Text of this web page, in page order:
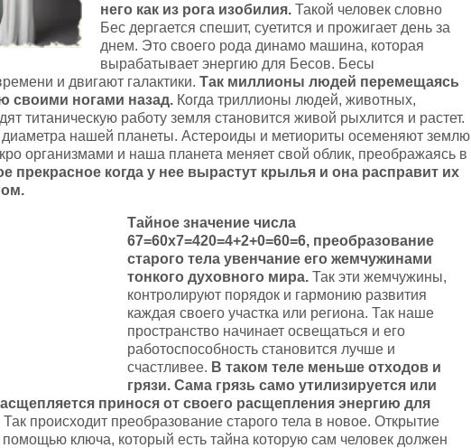
него как из рога изобилия. Такой человек словно
Бес дергается спешит, суетится и прожигает день за
днем. Это своего рода динамо машина, которая
вырабатывает энергию для Бесов. Бесы
и двигают галактики. Так миллионы людей перемещаясь
своими ногами назад. Когда триллионы людей, животных,
титаническую работу земля становится живой рыхлится и растет.
диаметра нашей планеты. Астероиды и метиориты осеменяют землю
организмами и наша планета меняет свой облик, преображаясь в
прекрасное когда у нее вырастут крылья и она расправит их
Тайное значение числа
67=60х7=420=4+2+0=60=6, преобразование
старого тела увенчание его жемчужинами
тонкого духовного мира. Так эти жемчужины,
контролируют порядок и гармонию развития
каждая своего участка или региона. Так наше
пространство начинает освещаться и его
работоспособность становится лучше и
счастливее. В таком теле меньше отходов и
грязи. Сама грязь само утилизируется или
принося от своего расщепления энергию для
Так происходит преобразование старого тела в новое. Открытие
ключа, который есть тайна которую сам человек должен